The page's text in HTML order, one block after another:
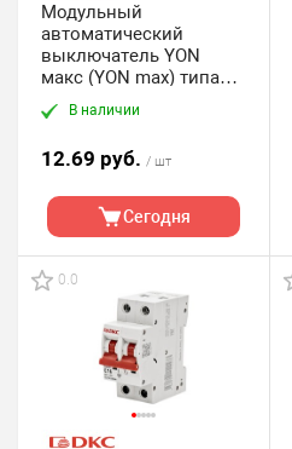
Модульный
автоматический
выключатель YON
макс (YON max) типа
MB63, 2 полюса, хар-ка
C, 10A, 4,5kA DKC
В наличии
12.69 руб. / шт
Сегодня
0.0